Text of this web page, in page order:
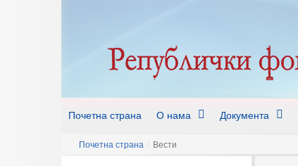
Почетна страна О нама Документа
Почетна страна / Вести